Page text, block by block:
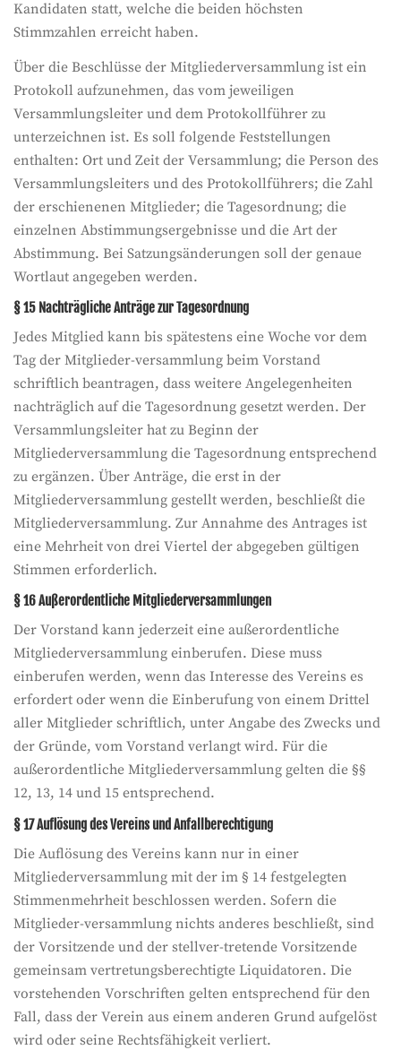
Kandidaten statt, welche die beiden höchsten
Stimmzahlen erreicht haben.
Über die Beschlüsse der Mitgliederversammlung ist ein
Protokoll aufzunehmen, das vom jeweiligen
Versammlungsleiter und dem Protokollführer zu
unterzeichnen ist. Es soll folgende Feststellungen
enthalten: Ort und Zeit der Versammlung; die Person des
Versammlungsleiters und des Protokollführers; die Zahl
der erschienenen Mitglieder; die Tagesordnung; die
einzelnen Abstimmungsergebnisse und die Art der
Abstimmung. Bei Satzungsänderungen soll der genaue
Wortlaut angegeben werden.
§ 15 Nachträgliche Anträge zur Tagesordnung
Jedes Mitglied kann bis spätestens eine Woche vor dem
Tag der Mitglieder-versammlung beim Vorstand
schriftlich beantragen, dass weitere Angelegenheiten
nachträglich auf die Tagesordnung gesetzt werden. Der
Versammlungsleiter hat zu Beginn der
Mitgliederversammlung die Tagesordnung entsprechend
zu ergänzen. Über Anträge, die erst in der
Mitgliederversammlung gestellt werden, beschließt die
Mitgliederversammlung. Zur Annahme des Antrages ist
eine Mehrheit von drei Viertel der abgegeben gültigen
Stimmen erforderlich.
§ 16 Außerordentliche Mitgliederversammlungen
Der Vorstand kann jederzeit eine außerordentliche
Mitgliederversammlung einberufen. Diese muss
einberufen werden, wenn das Interesse des Vereins es
erfordert oder wenn die Einberufung von einem Drittel
aller Mitglieder schriftlich, unter Angabe des Zwecks und
der Gründe, vom Vorstand verlangt wird. Für die
außerordentliche Mitgliederversammlung gelten die §§
12, 13, 14 und 15 entsprechend.
§ 17 Auflösung des Vereins und Anfallberechtigung
Die Auflösung des Vereins kann nur in einer
Mitgliederversammlung mit der im § 14 festgelegten
Stimmenmehrheit beschlossen werden. Sofern die
Mitglieder-versammlung nichts anderes beschließt, sind
der Vorsitzende und der stellver-tretende Vorsitzende
gemeinsam vertretungsberechtigte Liquidatoren. Die
vorstehenden Vorschriften gelten entsprechend für den
Fall, dass der Verein aus einem anderen Grund aufgelöst
wird oder seine Rechtsfähigkeit verliert.